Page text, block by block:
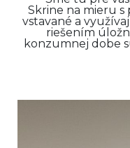
Skrine na mieru s
vstavané a
riešením
konzumnej dobe